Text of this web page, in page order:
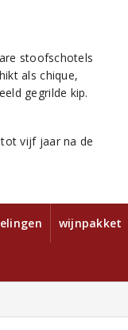
stoofschotels
als chique,
gegrilde kip.
vijf jaar na de
wijnpakket